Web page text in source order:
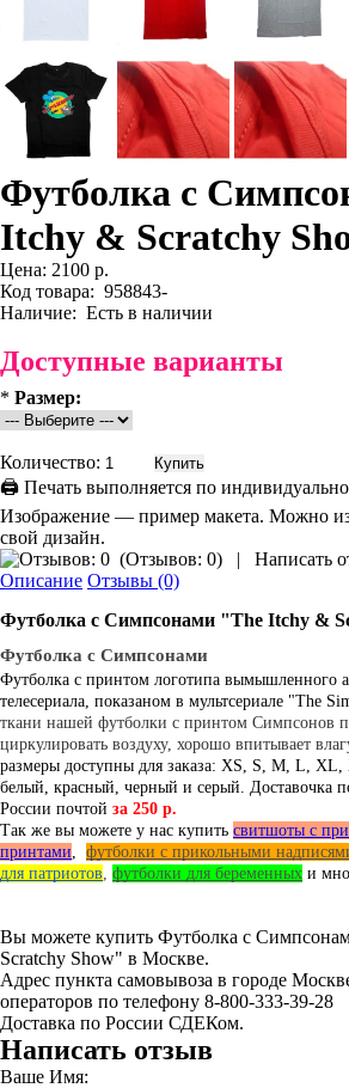
Футболка с
Itchy & Scratchy
Цена: 2100 р.
Код товара: 958843-
Наличие: Есть в наличии
Доступные варианты
* Размер:
Количество:
🖨 Печать выполняется по
Изображение — пример макета. Можно
свой дизайн.
(Отзывов: 0) |
Написать
Описание Отзывы (0)
Футболка с Симпсонами "The Itchy &
Футболка с Симпсонами
Футболка с принтом логотипа вымышленного
телесериала, показаном в мультсериале "The
ткани нашей футболки с принтом Симпсонов
циркулировать воздуху, хорошо впитывает
размеры доступны для заказа: XS, S, M, L,
белый, красный, черный и серый. Доставочка
России почтой за 250 р.
Так же вы можете у нас купить свитшоты с
принтами, футболки с прикольными
для патриотов, футболки для беременных и
Вы можете купить Футболка с
Scratchy Show" в Москве.
Адрес пункта самовывоза в городе
операторов по телефону 8-800-333-39-28
Доставка по России СДЕКом.
Написать отзыв
Ваше Имя: